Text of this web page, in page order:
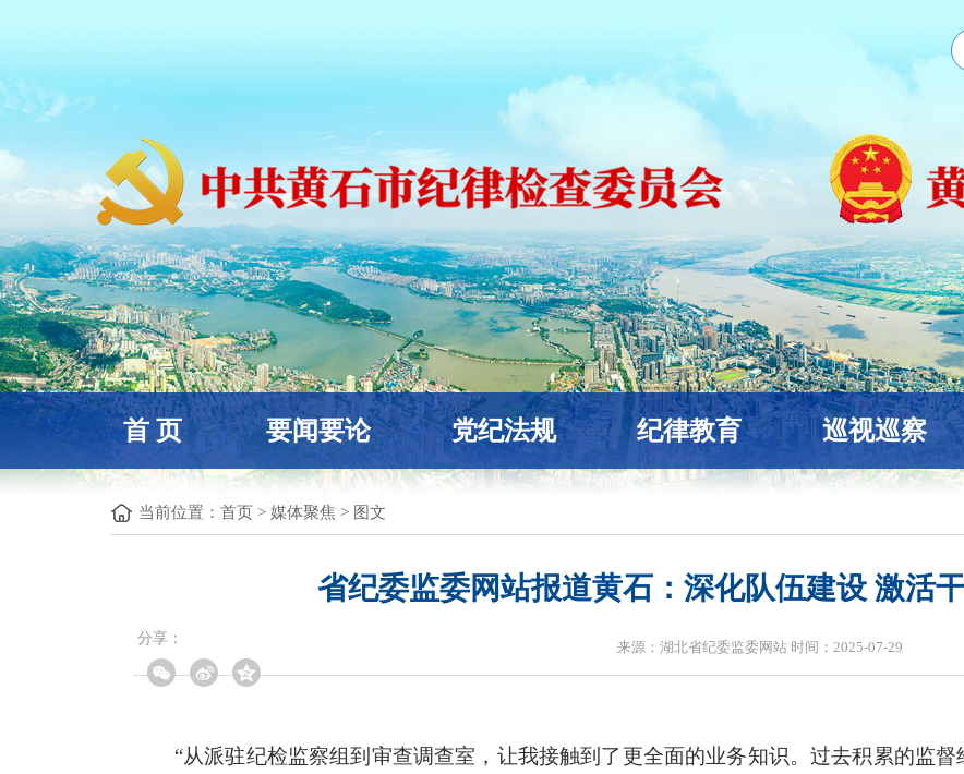
首 页 要闻要论 党纪法规 纪律教育 巡视巡察
当前位置： 首页 > 媒体聚焦 > 图文
省纪委监委网站报道黄石：深化队伍建设 激活
来源：湖北省纪委监委网站 时间：2025-07-29
分享：
“从派驻纪检监察组到审查调查室，让我接触到了更全面的业务知识。过去积累的监